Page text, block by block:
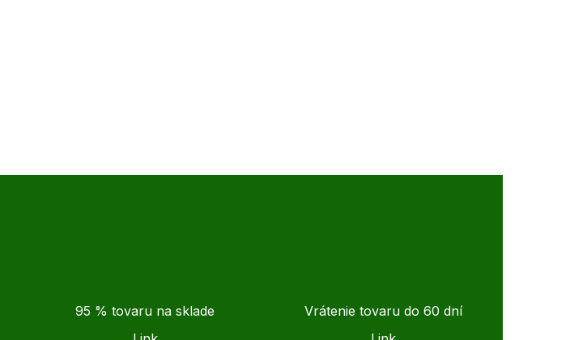
95 % tovaru na sklade
Vrátenie tovaru do 60 dní